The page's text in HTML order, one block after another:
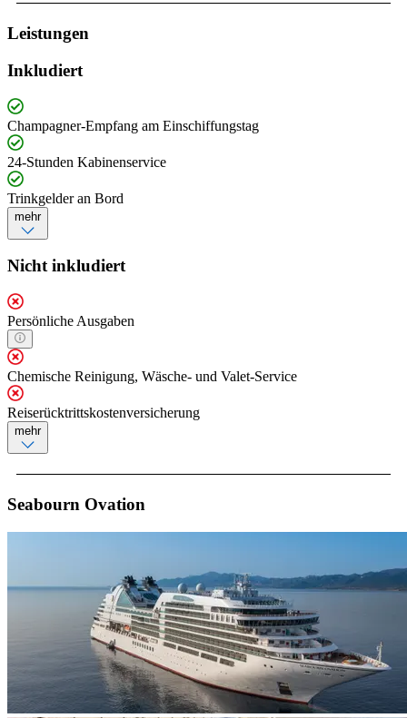
Leistungen
Inkludiert
Champagner-Empfang am Einschiffungstag
24-Stunden Kabinenservice
Trinkgelder an Bord
mehr
Nicht inkludiert
Persönliche Ausgaben
Chemische Reinigung, Wäsche- und Valet-Service
Reiserücktrittskostenversicherung
mehr
Seabourn Ovation